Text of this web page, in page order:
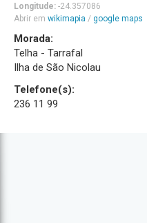
Longitude: -24.357086
Abrir em wikimapia / google maps
Morada:
Telha - Tarrafal
Ilha de São Nicolau
Telefone(s):
236 11 99